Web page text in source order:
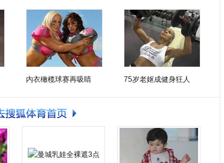
内衣橄榄球赛再吸睛 75岁老妪成健身狂人